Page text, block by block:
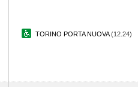
TORINO PORTA NUOVA(12.24)